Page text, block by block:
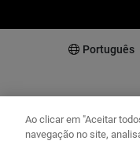
Português
Ao clicar em "Aceitar
navegação no site,